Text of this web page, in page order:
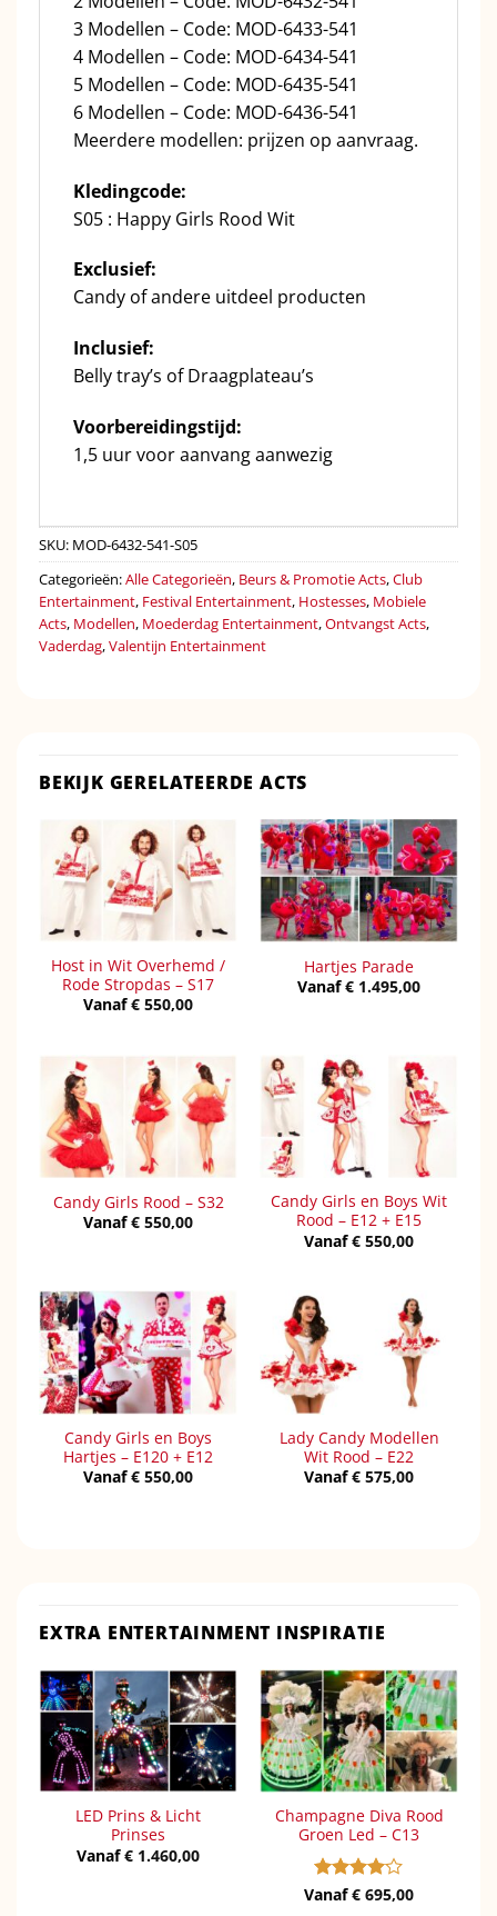
3 Modellen – Code: MOD-6433-541
4 Modellen – Code: MOD-6434-541
5 Modellen – Code: MOD-6435-541
6 Modellen – Code: MOD-6436-541
Meerdere modellen: prijzen op aanvraag.
Kledingcode:
S05 : Happy Girls Rood Wit
Exclusief:
Candy of andere uitdeel producten
Inclusief:
Belly tray’s of Draagplateau’s
Voorbereidingstijd:
1,5 uur voor aanvang aanwezig
SKU: MOD-6432-541-S05
Categorieën:Alle Categorieën, Beurs & Promotie Acts,Club
Entertainment, Festival Entertainment, Hostesses, Mobiele
Acts, Modellen, Moederdag Entertainment,Ontvangst Acts,
Vaderdag,Valentijn Entertainment
BEKIJK GERELATEERDE ACTS
Host in Wit Overhemd /
Rode Stropdas – S17
Vanaf€ 550,00
Hartjes Parade
Vanaf€ 1.495,00
Candy Girls Rood – S32
Vanaf€ 550,00
Candy Girls en Boys Wit
Rood – E12 + E15
Vanaf€ 550,00
Candy Girls en Boys
Hartjes – E120 + E12
Vanaf€ 550,00
Lady Candy Modellen
Wit Rood – E22
Vanaf€ 575,00
EXTRA ENTERTAINMENT INSPIRATIE
LED Prins & Licht
Prinses
Vanaf€ 1.460,00
Champagne Diva Rood
Groen Led – C13
Gewaardeerd
Vanaf€ 695,00